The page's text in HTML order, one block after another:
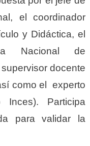
el coordinador
y Didáctica, el
Nacional de
docente
como el experto
Inces). Participa
para validar la